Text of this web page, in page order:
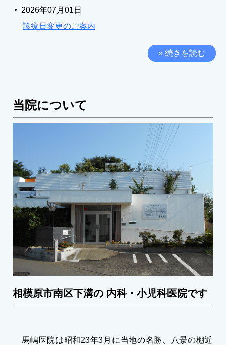
2026年07月01日
診療日変更のご案内
» 続きを読む
当院について
相模原市南区下溝の 内科・小児科医院です
馬嶋医院は昭和23年3月に当地の名勝、八景の棚近